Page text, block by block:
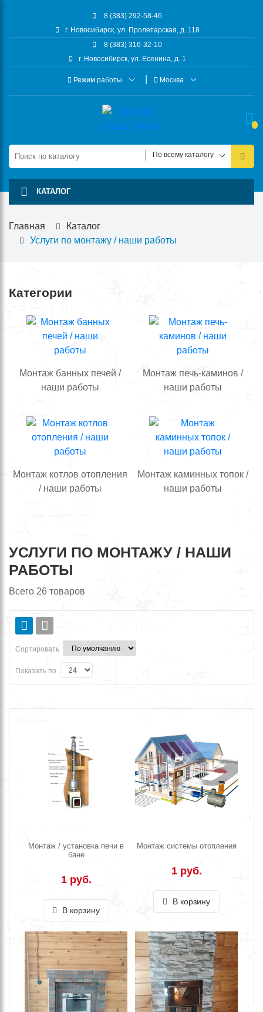
8 (383) 292-58-46
г. Новосибирск, ул. Пролетарская, д. 118
8 (383) 316-32-10
г. Новосибирск, ул. Есенина, д. 1
Режим работы Москва
По всему каталогу
КАТАЛОГ
Главная
Каталог
Услуги по монтажу / наши работы
Категории
Монтаж банных печей /
наши работы
Монтаж печь-каминов /
наши работы
Монтаж котлов отопления
/ наши работы
Монтаж каминных топок /
наши работы
УСЛУГИ ПО МОНТАЖУ / НАШИ
РАБОТЫ
Всего 26 товаров
Сортировать
Показать по
Монтаж / установка печи в
бане
1 руб.
В корзину
Монтаж системы отопления
1 руб.
В корзину